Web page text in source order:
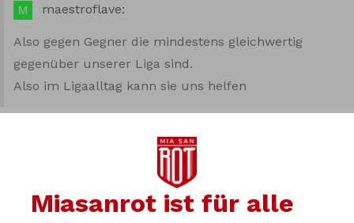
maestroflave:
Also gegen Gegner die mindestens gleichwertig
gegenüber unserer Liga sind.
Also im Ligaalltag kann sie uns helfen
Für den normalen BL-Verein und seine Verteidigerinnen
wird sie wahrscheinlich eine Herausforderung darstellen.
Alles andere wird sich weisen.
Aber schön ist, dass jetzt einige neue Talente am Start
Miasanrot ist für alle